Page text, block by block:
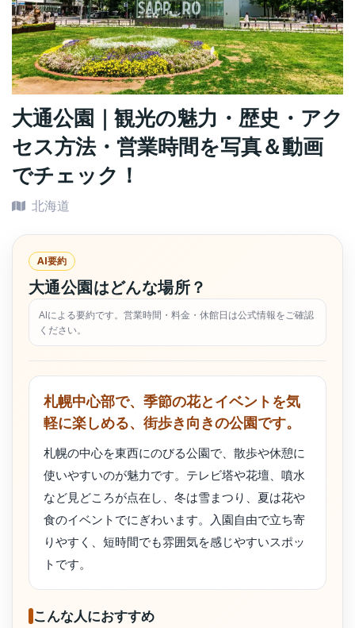
大通公園｜観光の魅力・歴史・アク
セス方法・営業時間を写真＆動画
でチェック！
北海道
AI要約
大通公園はどんな場所？
AIによる要約です。営業時間・料金・休館日は公式情報をご確認
ください。
札幌中心部で、季節の花とイベントを気
軽に楽しめる、街歩き向きの公園です。
札幌の中心を東西にのびる公園で、散歩や休憩に
使いやすいのが魅力です。テレビ塔や花壇、噴水
など見どころが点在し、冬は雪まつり、夏は花や
食のイベントでにぎわいます。入園自由で立ち寄
りやすく、短時間でも雰囲気を感じやすいスポッ
トです。
こんな人におすすめ